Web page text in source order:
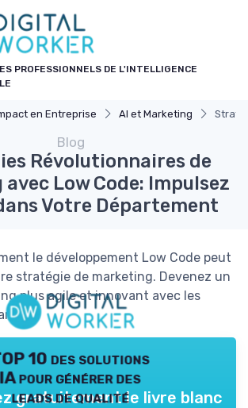
PROFESSIONNELS DE L'INTELLIGENCE
en Entreprise AI et Marketing
Blog
Révolutionnaires de
Low Code: Impulsez
Votre Département
le développement Low Code peut
stratégie de marketing. Devenez un
plus agile et innovant avec les
10 des solutions
IA pour générer des
leads de qualité
gratuitement le livre blanc